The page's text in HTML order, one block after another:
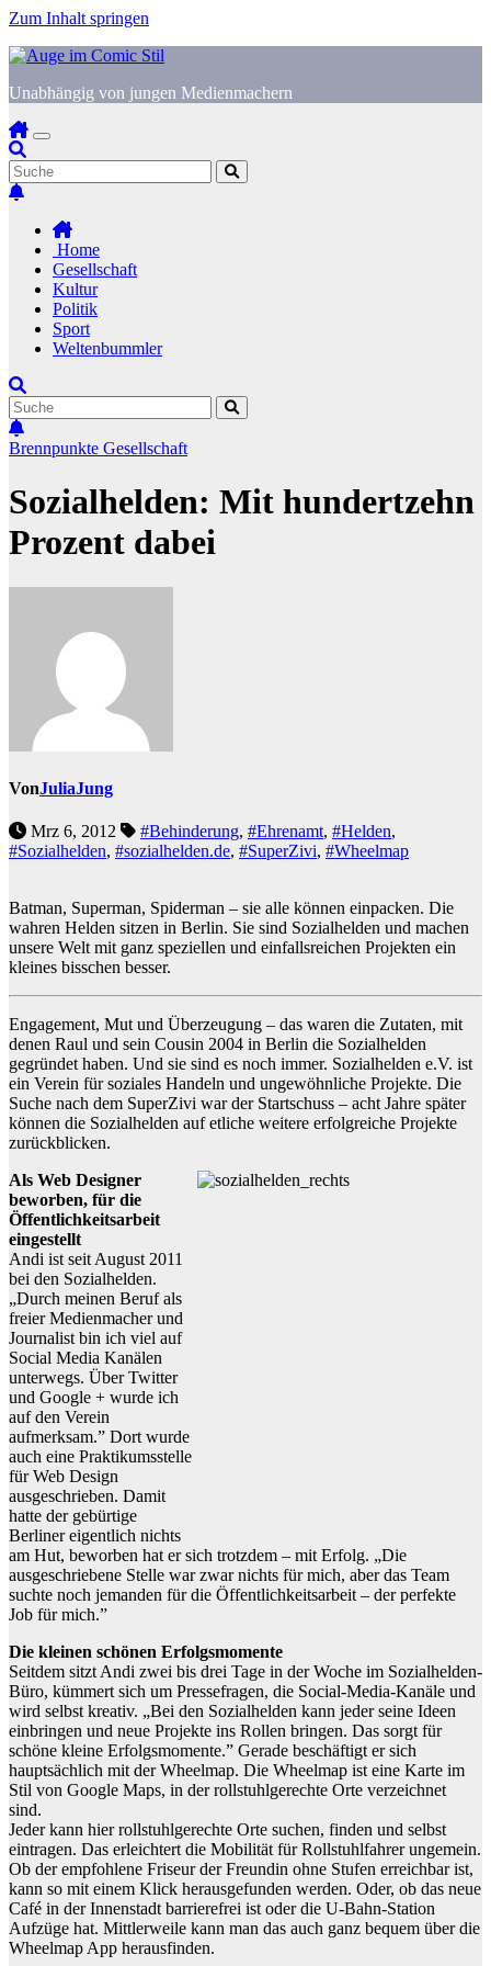
Zum Inhalt springen
Unabhängig von jungen Medienmachern
Home
Gesellschaft
Kultur
Politik
Sport
Weltenbummler
Brennpunkte Gesellschaft
Sozialhelden: Mit hundertzehn
Prozent dabei
VonJuliaJung
Mrz 6, 2012 #Behinderung, #Ehrenamt, #Helden,
#Sozialhelden, #sozialhelden.de, #SuperZivi, #Wheelmap
Batman, Superman, Spiderman – sie alle können einpacken. Die
wahren Helden sitzen in Berlin. Sie sind Sozialhelden und machen
unsere Welt mit ganz speziellen und einfallsreichen Projekten ein
kleines bisschen besser.
Engagement, Mut und Überzeugung – das waren die Zutaten, mit
denen Raul und sein Cousin 2004 in Berlin die Sozialhelden
gegründet haben. Und sie sind es noch immer. Sozialhelden e.V. ist
ein Verein für soziales Handeln und ungewöhnliche Projekte. Die
Suche nach dem SuperZivi war der Startschuss – acht Jahre später
können die Sozialhelden auf etliche weitere erfolgreiche Projekte
zurückblicken.
Als Web Designer
beworben, für die
Öffentlichkeitsarbeit
eingestellt
Andi ist seit August 2011
bei den Sozialhelden.
„Durch meinen Beruf als
freier Medienmacher und
Journalist bin ich viel auf
Social Media Kanälen
unterwegs. Über Twitter
und Google + wurde ich
auf den Verein
aufmerksam.” Dort wurde
auch eine Praktikumsstelle
für Web Design
ausgeschrieben. Damit
hatte der gebürtige
Berliner eigentlich nichts
am Hut, beworben hat er sich trotzdem – mit Erfolg. „Die
ausgeschriebene Stelle war zwar nichts für mich, aber das Team
suchte noch jemanden für die Öffentlichkeitsarbeit – der perfekte
Job für mich.”
Die kleinen schönen Erfolgsmomente
Seitdem sitzt Andi zwei bis drei Tage in der Woche im Sozialhelden-
Büro, kümmert sich um Pressefragen, die Social-Media-Kanäle und
wird selbst kreativ. „Bei den Sozialhelden kann jeder seine Ideen
einbringen und neue Projekte ins Rollen bringen. Das sorgt für
schöne kleine Erfolgsmomente.” Gerade beschäftigt er sich
hauptsächlich mit der Wheelmap. Die Wheelmap ist eine Karte im
Stil von Google Maps, in der rollstuhlgerechte Orte verzeichnet
sind.
Jeder kann hier rollstuhlgerechte Orte suchen, finden und selbst
eintragen. Das erleichtert die Mobilität für Rollstuhlfahrer ungemein.
Ob der empfohlene Friseur der Freundin ohne Stufen erreichbar ist,
kann so mit einem Klick herausgefunden werden. Oder, ob das neue
Café in der Innenstadt barrierefrei ist oder die U-Bahn-Station
Aufzüge hat. Mittlerweile kann man das auch ganz bequem über die
Wheelmap App herausfinden.